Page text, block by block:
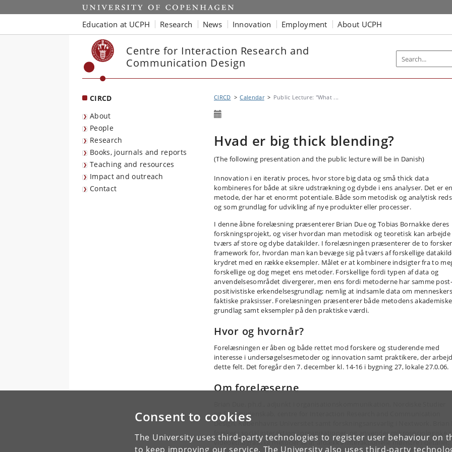
Consent to cookies
The University uses third-party technologies to register user behaviour on
to keep improving our service. The University also uses third-party
Start
Education at UCPH Research News Innovation Employment About UCPH
Centre for Interaction Research and
Communication Design
CIRCD
About
People
Research
Books, journals and reports
Teaching and resources
Impact and outreach
Contact
CIRCD Calendar Public Lecture: "What ...
Hvad er big thick blending?
(The following presentation and the public lecture will be in Danish)
Innovation i en iterativ proces, hvor store big data og små thick data
kombineres for både at sikre udstrækning og dybde i ens analyser. Det er en
metode, der har et enormt potentiale. Både som metodisk og analytisk
og som grundlag for udvikling af nye produkter eller processer.
I denne åbne forelæsning præsenterer Brian Due og Tobias Bornakke deres
forskningsprojekt, og viser hvordan man metodisk og teoretisk kan arbejde
tværs af store og dybe datakilder. I forelæsningen præsenterer de to
framework for, hvordan man kan bevæge sig på tværs af forskellige
krydret med en række eksempler. Målet er at kombinere indsigter fra to
forskellige og dog meget ens metoder. Forskellige fordi typen af data og
anvendelsesområdet divergerer, men ens fordi metoderne har samme post-
positivistiske erkendelsesgrundlag; nemlig at indsamle data om menneskers
faktiske praksisser. Forelæsningen præsenterer både metodens akademiske
grundlag samt eksempler på den praktiske værdi.
Hvor og hvornår?
Forelæsningen er åben og både rettet mod forskere og studerende med
interesse i undersøgelsesmetoder og innovation samt praktikere, der
dette felt. Det foregår den 7. december kl. 14-16 i bygning 27, lokale 27.0.06.
Om forelæserne
og Sprogvidenskab, centre for Interaction Research and Communication
Design, Københavns Universitet samt forskningsansvarlig i Nextwork. Brian
forsker i social interaktion i organisationer, og anvender mikrosociologiske og
videoetnografiske metoder til at afdække interaktionelle mønstre i detaljer.